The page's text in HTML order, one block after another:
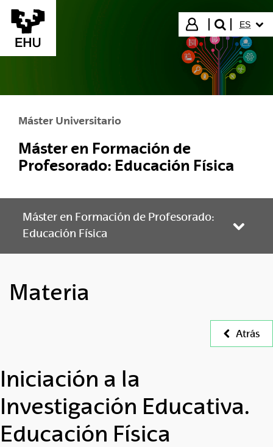
Saltar al contenido principal
Iniciar sesión
buscar"
ES
Máster Universitario
Máster en Formación de
Profesorado: Educación Física
Máster en Formación de Profesorado:
Educación Física
Materia
Atrás
Iniciación a la
Investigación Educativa.
Educación Física